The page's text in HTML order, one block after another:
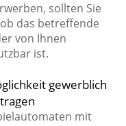
sollten Sie
das betreffende
von Ihnen
ist.
gewerblich
mit